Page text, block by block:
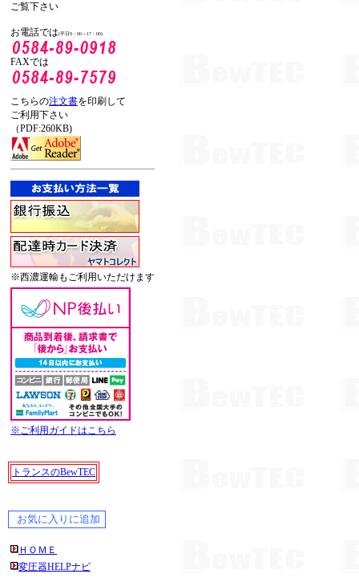
ご覧下さい
お電話では(平日9：00～17：00)
FAXでは
こちらの注文書を印刷して
ご利用下さい
（PDF:260KB)
※西濃運輸もご利用いただけます
※ご利用ガイドはこちら
トランスのBewTEC
ＨＯＭＥ
変圧器HELPナビ